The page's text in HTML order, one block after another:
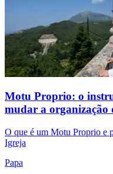
Motu Proprio: o
mudar a organização
O que é um Motu Proprio e
Igreja
Papa